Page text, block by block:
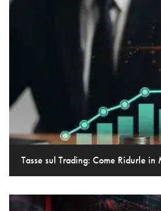
Tasse sul Trading: Come Ridurle in